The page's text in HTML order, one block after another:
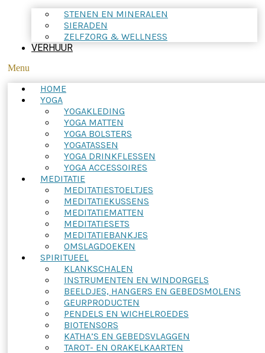
STENEN EN MINERALEN
SIERADEN
ZELFZORG & WELLNESS
VERHUUR
Menu
HOME
YOGA
YOGAKLEDING
YOGA MATTEN
YOGA BOLSTERS
YOGATASSEN
YOGA DRINKFLESSEN
YOGA ACCESSOIRES
MEDITATIE
MEDITATIESTOELTJES
MEDITATIEKUSSENS
MEDITATIEMATTEN
MEDITATIESETS
MEDITATIEBANKJES
OMSLAGDOEKEN
SPIRITUEEL
KLANKSCHALEN
INSTRUMENTEN EN WINDORGELS
BEELDJES, HANGERS EN GEBEDSMOLENS
GEURPRODUCTEN
PENDELS EN WICHELROEDES
BIOTENSORS
KATHA’S EN GEBEDSVLAGGEN
TAROT- EN ORAKELKAARTEN